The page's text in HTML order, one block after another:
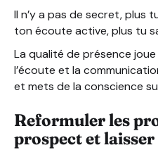
Il n’y a pas de secret,
ton écoute active, plus tu
La qualité de présence
l’écoute et la
et mets de la conscience
Reformuler les
prospect et laisser